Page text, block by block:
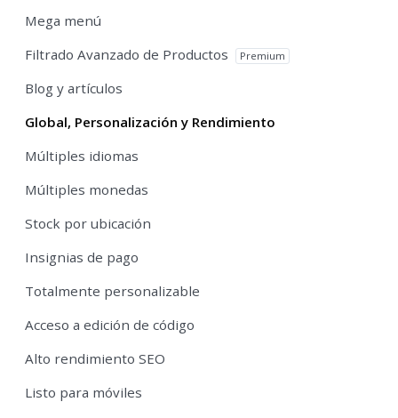
Mega menú
Filtrado Avanzado de Productos
Premium
Blog y artículos
Global, Personalización y Rendimiento
Múltiples idiomas
Múltiples monedas
Stock por ubicación
Insignias de pago
Totalmente personalizable
Acceso a edición de código
Alto rendimiento SEO
Listo para móviles